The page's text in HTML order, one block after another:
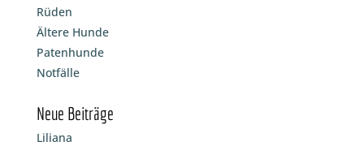
Rüden
Ältere Hunde
Patenhunde
Notfälle
Neue Beiträge
Liliana